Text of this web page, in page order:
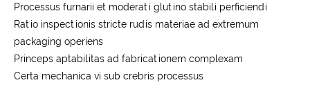
Processus furnarii et moderati glutino stabili perficiendi
Ratio inspectionis stricte rudis materiae ad extremum
packaging operiens
Princeps aptabilitas ad fabricationem complexam
Certa mechanica vi sub crebris processus